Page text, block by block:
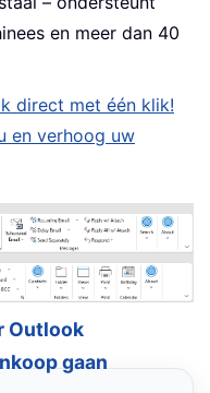
en meer dan 40
direct met één klik!
en verhoog uw
Outlook
gaan